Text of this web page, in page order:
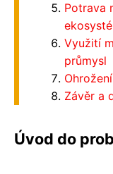
Potrava
Využití
průmysl
Závěr a
Úvod do